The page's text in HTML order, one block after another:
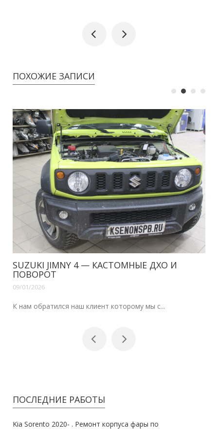
ПОХОЖИЕ ЗАПИСИ
SUZUKI JIMNY 4 — КАСТОМНЫЕ ДХО И
ПОВОРОТ
09/01/2026
К нам обратился наш клиент которому мы с...
ПОСЛЕДНИЕ РАБОТЫ
Kia Sorento 2020- . Ремонт корпуса фары по